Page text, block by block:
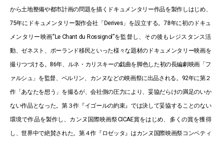
から土地整備や都市計画の問題を描くドキュメンタリー作品を製作しはじめ、
75年にドキュメンタリー製作会社「Derives」を設立する。78年に初のドキュ
メンタリー映画“Le Chant du Rossignol”を監督し、その後もレジスタンス活
動、ゼネスト、ポーランド移民といった様々な題材のドキュメンタリー映画を
撮りつづける。86年、ルネ・カリスキーの戯曲を脚色した初の長編劇映画「フ
ァルシュ」を監督、ベルリン、カンヌなどの映画祭に出品される。92年に第２
作「あなたを想う」を撮るが、会社側の圧力により、妥協だらけの満足のいか
ない作品となった。第３作『イゴールの約束』では決して妥協することのない
環境で作品を製作し、カンヌ国際映画祭CICAE賞をはじめ、多くの賞を獲得
し、世界中で絶賛された。第４作『ロゼッタ』はカンヌ国際映画祭コンペティ